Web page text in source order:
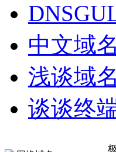
中文域
浅谈域
谈谈终